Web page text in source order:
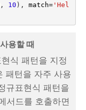
, 10 ), match='Hel
용할 때
식 패턴을 지정
패턴을 자주 사용
규표현식 패턴을
서드를 호출하면